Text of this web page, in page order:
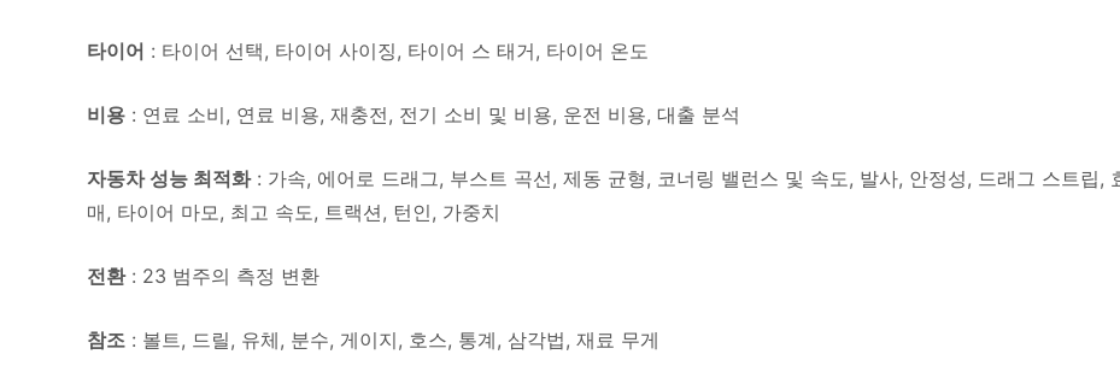
타이어 : 타이어 선택, 타이어 사이징, 타이어 스 태거, 타이어 온도
비용 : 연료 소비, 연료 비용, 재충전, 전기 소비 및 비용, 운전 비용, 대출 분석
자동차 성능 최적화: 가속, 에어로 드래그, 부스트 곡선, 제동 균형, 코너링 밸런스 및 속도, 발사, 안정성, 드래그 스트립,
매, 타이어 마모, 최고 속도, 트랙션, 턴인, 가중치
전환: 23 범주의 측정 변환
참조 : 볼트, 드릴, 유체, 분수, 게이지, 호스, 통계, 삼각법, 재료 무게